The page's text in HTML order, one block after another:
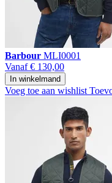
Barbour MLI0001
Vanaf € 130,00
In winkelmand
Voeg toe aan wishlist